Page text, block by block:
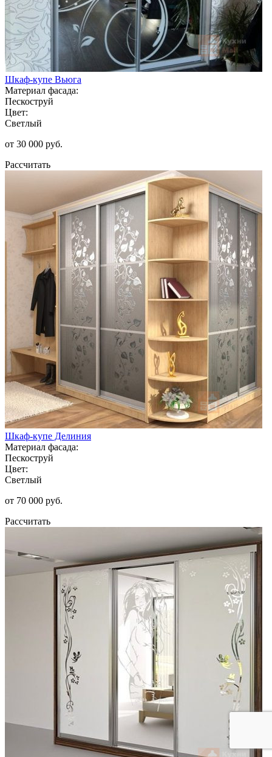
Шкаф-купе Вьюга
Материал фасада:
Пескоструй
Цвет:
Светлый
от 30 000 руб.
Рассчитать
Шкаф-купе Делиния
Материал фасада:
Пескоструй
Цвет:
Светлый
от 70 000 руб.
Рассчитать